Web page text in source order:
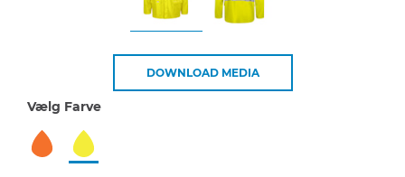
DOWNLOAD MEDIA
Vælg Farve